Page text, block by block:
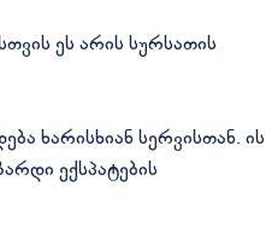
ეს არის სურსათის
ხარისხიან სერვისთან. ის
ექსპატების